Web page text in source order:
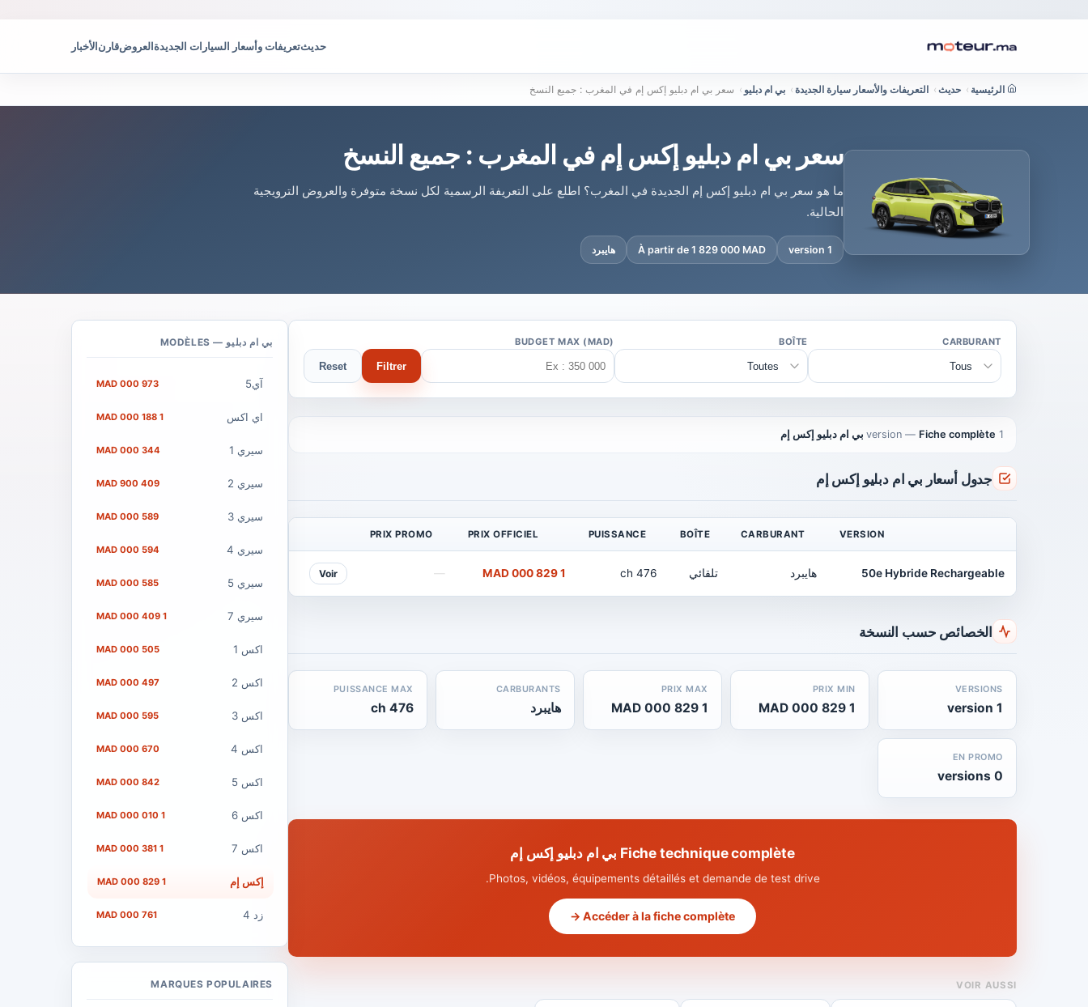
حديثتعريفات وأسعار السيارات الجديدةالعروضقارنالأخبار
الرئيسية › حديث › التعريفات والأسعار سيارة الجديدة › بي ام دبليو › سعر بي ام دبليو إكس إم في المغرب : جميع النسخ
سعر بي ام دبليو إكس إم في المغرب : جميع النسخ
ما هو سعر بي ام دبليو إكس إم الجديدة في المغرب؟ اطلع على التعريفة الرسمية لكل نسخة متوفرة والعروض الترويجية
الحالية.
1 version
À partir de 1 829 000 MAD هايبرد
CARBURANT
BOÎTE
BUDGET MAX (MAD)
Filtrer
Reset
1 version
— Fiche complète بي ام دبليو إكس إم
جدول أسعار بي ام دبليو إكس إم
VERSION
CARBURANT
BOÎTE
PUISSANCE
PRIX OFFICIEL
PRIX PROMO
50e Hybride Rechargeable هايبرد تلقائي 476 ch
1 829 000 MAD
—
Voir
الخصائص حسب النسخة
VERSIONS
1 version
PRIX MIN
1 829 000 MAD
PRIX MAX
1 829 000 MAD
CARBURANTS
هايبرد
PUISSANCE MAX
476 ch
EN PROMO
0 versions
Fiche technique complète بي ام دبليو إكس إم
Photos, vidéos, équipements détaillés et demande de test drive.
Accéder à la fiche complète →
VOIR AUSSI
بي ام دبليو — MODÈLES
آي5 973 000 MAD
اي اكس 1 188 000 MAD
سيري 1 344 000 MAD
سيري 2 409 900 MAD
سيري 3 589 000 MAD
سيري 4 594 000 MAD
سيري 5 585 000 MAD
سيري 7 1 409 000 MAD
اكس 1 505 000 MAD
اكس 2 497 000 MAD
اكس 3 595 000 MAD
اكس 4 670 000 MAD
اكس 5 842 000 MAD
اكس 6 1 010 000 MAD
اكس 7 1 381 000 MAD
إكس إم 1 829 000 MAD
زد 4 761 000 MAD
MARQUES POPULAIRES